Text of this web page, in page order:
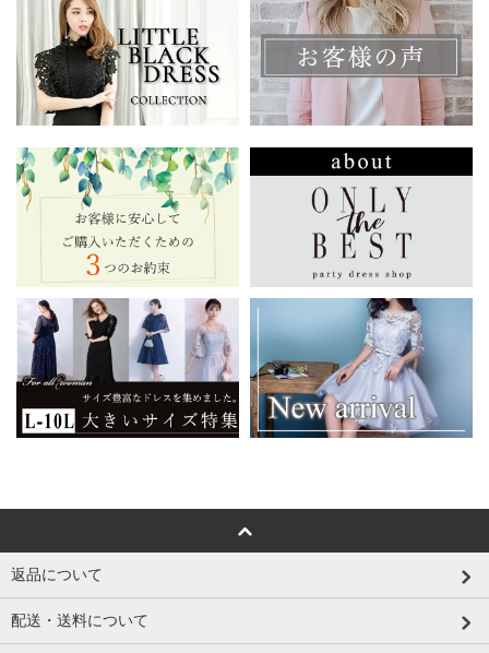
返品について
配送・送料について